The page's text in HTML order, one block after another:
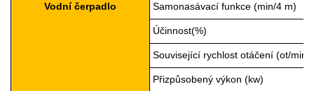
Vodní čerpadlo Samonasávací funkce (min/4 m)
Účinnost(%)
Související rychlost otáčení (ot/min)
Přizpůsobený výkon (kw)